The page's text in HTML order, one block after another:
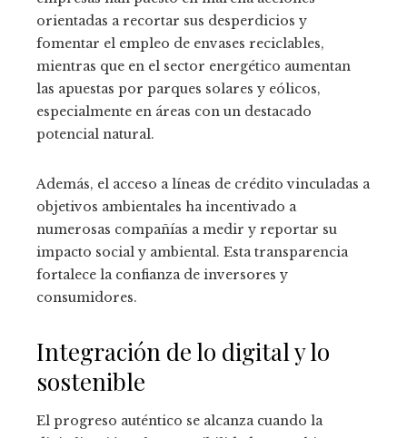
orientadas a recortar sus desperdicios y
fomentar el empleo de envases reciclables,
mientras que en el sector energético aumentan
las apuestas por parques solares y eólicos,
especialmente en áreas con un destacado
potencial natural.
Además, el acceso a líneas de crédito vinculadas a
objetivos ambientales ha incentivado a
numerosas compañías a medir y reportar su
impacto social y ambiental. Esta transparencia
fortalece la confianza de inversores y
consumidores.
Integración de lo digital y lo
sostenible
El progreso auténtico se alcanza cuando la